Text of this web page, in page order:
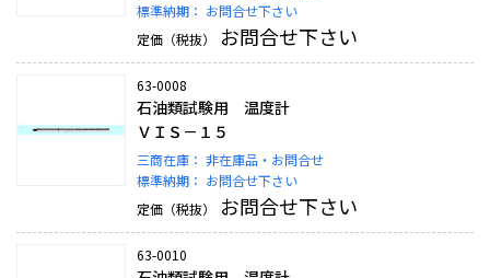
標準納期： お問合せ下さい
定価（税抜）
お問合せ下さい
63-0008
石油類試験用 温度計
ＶＩＳ－１５
三商在庫： 非在庫品・お問合せ
標準納期： お問合せ下さい
定価（税抜）
お問合せ下さい
63-0010